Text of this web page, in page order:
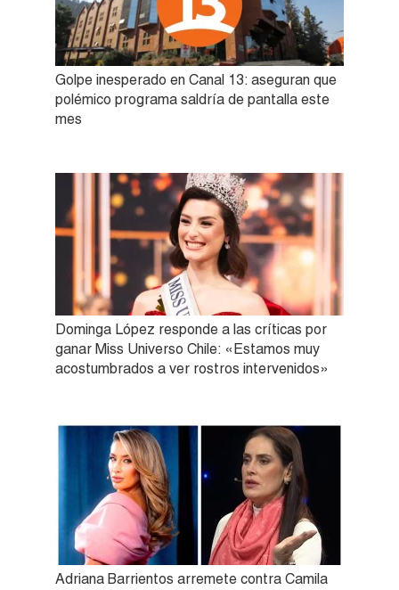
Golpe inesperado en Canal 13: aseguran que
polémico programa saldría de pantalla este
mes
Dominga López responde a las críticas por
ganar Miss Universo Chile: «Estamos muy
acostumbrados a ver rostros intervenidos»
Adriana Barrientos arremete contra Camila